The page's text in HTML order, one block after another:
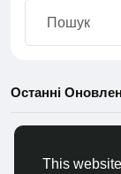
This
Останні